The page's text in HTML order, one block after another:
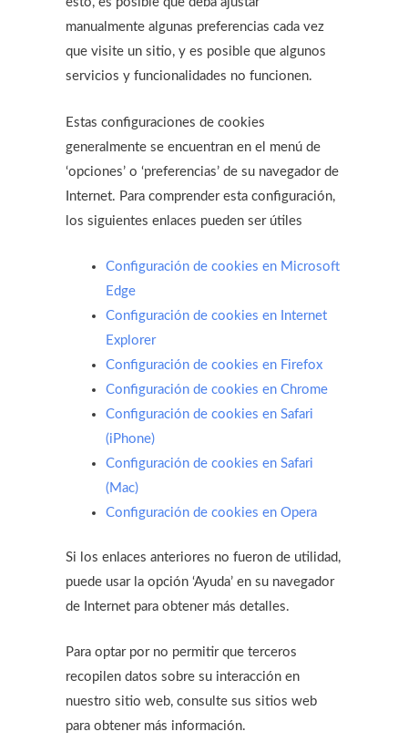
manualmente algunas preferencias cada vez
que visite un sitio, y es posible que algunos
servicios y funcionalidades no funcionen.
Estas configuraciones de cookies
generalmente se encuentran en el menú de
‘opciones’ o ‘preferencias’ de su navegador de
Internet. Para comprender esta configuración,
los siguientes enlaces pueden ser útiles
Configuración de cookies en Microsoft
Edge
Configuración de cookies en Internet
Explorer
Configuración de cookies en Firefox
Configuración de cookies en Chrome
Configuración de cookies en Safari
(iPhone)
Configuración de cookies en Safari
(Mac)
Configuración de cookies en Opera
Si los enlaces anteriores no fueron de utilidad,
puede usar la opción ‘Ayuda’ en su navegador
de Internet para obtener más detalles.
Para optar por no permitir que terceros
recopilen datos sobre su interacción en
nuestro sitio web, consulte sus sitios web
para obtener más información.